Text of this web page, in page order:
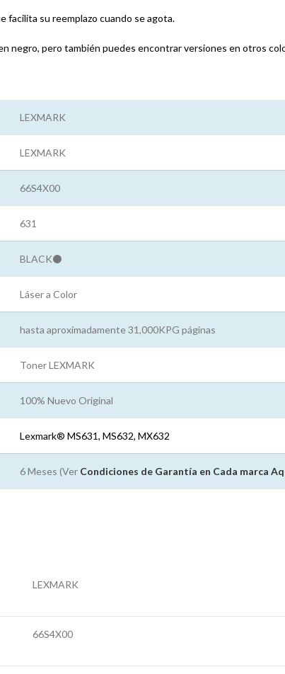
facilita su reemplazo cuando se agota.
negro, pero también puedes encontrar versiones en otros
LEXMARK
LEXMARK
66S4X00
631
BLACK⚫
Láser a Color
hasta aproximadamente 31,000KPG páginas
Toner LEXMARK
100% Nuevo Original
Lexmark® MS631, MS632, MX632
6 Meses (Ver Condiciones de Garantía en Cada marca
LEXMARK
66S4X00